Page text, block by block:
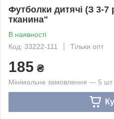
Футболки дитячі (З 3-7
тканина"
В наявності
Код: 33222-111
Тільки опт
185 ₴
Мінімальне замовлення — 5 шт.